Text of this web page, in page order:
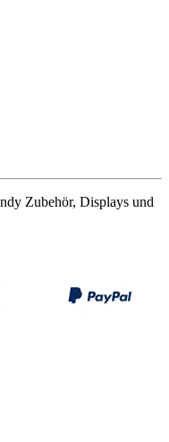
Zubehör, Displays und